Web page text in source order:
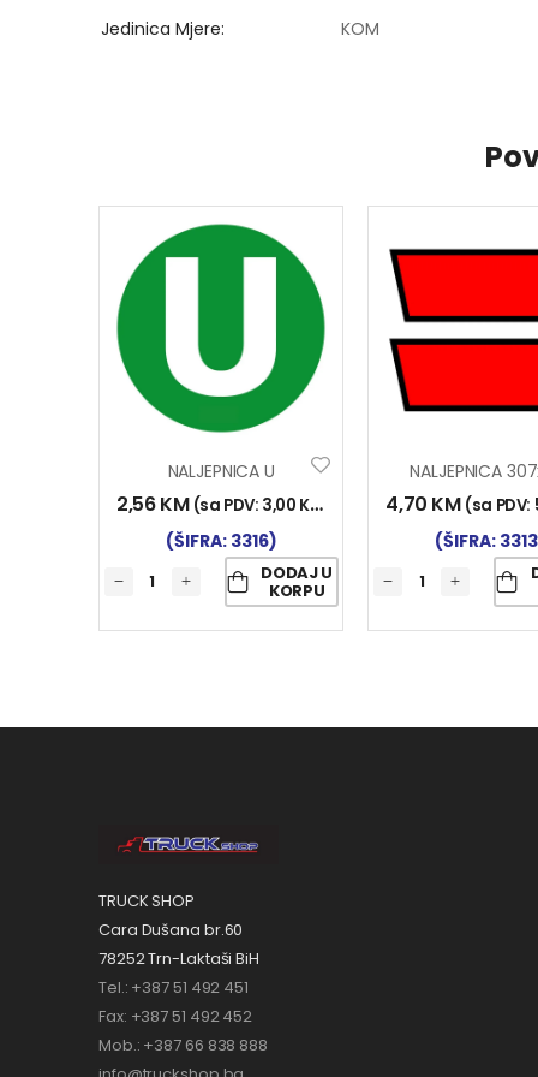
Jedinica Mjere KOM
NALJEPNICA U
2,56KM (sa PDV: 3,00 KM
(ŠIFRA: 3316)
DODAJ U
KORPU
4,70 KM (sa PDV:
(ŠIFRA:
TRUCK SHOP
Cara Dušana br.60
78252 Trn-Laktaši BiH
Tel.: +387 51 492 451
Fax: +387 51 492 452
Mob.: +387 66 838 888